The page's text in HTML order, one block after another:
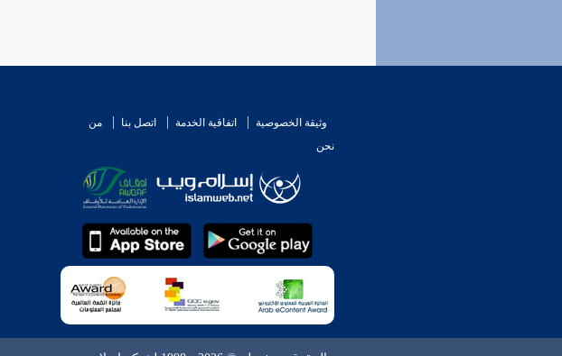
وثيقة الخصوصية اتفاقية الخدمة اتصل بنا
من
نحن